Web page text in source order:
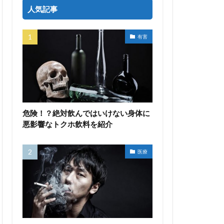
人気記事
有害
危険！？絶対飲んではいけない身体に
悪影響なトクホ飲料を紹介
医療